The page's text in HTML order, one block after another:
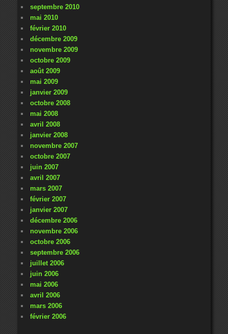
septembre 2010
mai 2010
février 2010
décembre 2009
novembre 2009
octobre 2009
août 2009
mai 2009
janvier 2009
octobre 2008
mai 2008
avril 2008
janvier 2008
novembre 2007
octobre 2007
juin 2007
avril 2007
mars 2007
février 2007
janvier 2007
décembre 2006
novembre 2006
octobre 2006
septembre 2006
juillet 2006
juin 2006
mai 2006
avril 2006
mars 2006
février 2006